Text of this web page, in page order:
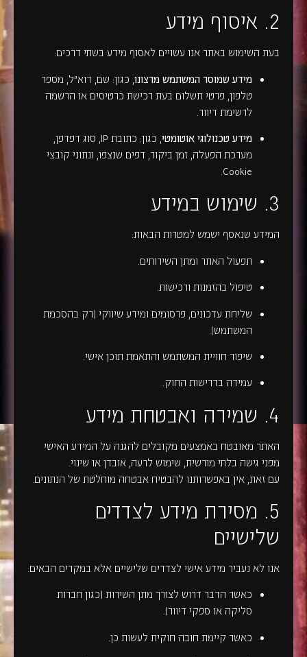
2. איסוף מידע
בעת השימוש באתר אנו עשויים לאסוף מידע בשתי דרכים:
מידע שמוסר המשתמש מרצונו , כגון: שם, דוא"ל, מספר
טלפון, פרטי תשלום בעת רכישת כרטיסים או הרשמה
לרשימת דיוור.
מידע טכנולוגי אוטומטי
, כגון: כתובת IP, סוג דפדפן,
מערכת הפעלה, זמן ביקור, דפים שנצפו, ונתוני קובצי
Cookie.
3. שימוש במידע
המידע שנאסף ישמש למטרות הבאות:
תפעול האתר ומתן השירותים.
טיפול בהזמנות ורכישות.
שליחת עדכונים, פרסומים ומידע שיווקי (רק בהסכמת
המשתמש).
שיפור חוויית המשתמש והתאמת תוכן אישי.
עמידה בדרישות החוק.
4. שמירה ואבטחת מידע
האתר מאובטח באמצעים מקובלים להגנה על המידע האישי
מפני גישה בלתי מורשית, שימוש לרעה, אובדן או שינוי.
עם זאת, אין באפשרותנו להבטיח אבטחה מוחלטת של הנתונים.
5. מסירת מידע לצדדים
שלישיים
אנו לא נעביר מידע אישי לצדדים שלישיים אלא במקרים הבאים:
כאשר הדבר דרוש לצורך מתן השירות (כגון חברות
סליקה או ספקי דיוור).
כאשר קיימת חובה חוקית לעשות כן.